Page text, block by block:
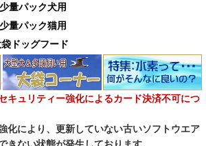
量パック犬用
量パック猫用
ドッグフード
キュリティー強化によるカード決済不可につ
化により、更新していない古いソフトウエア